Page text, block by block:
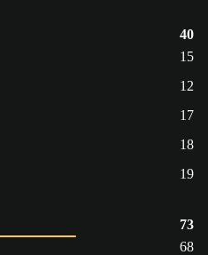
40
15
12
17
18
19
73
68